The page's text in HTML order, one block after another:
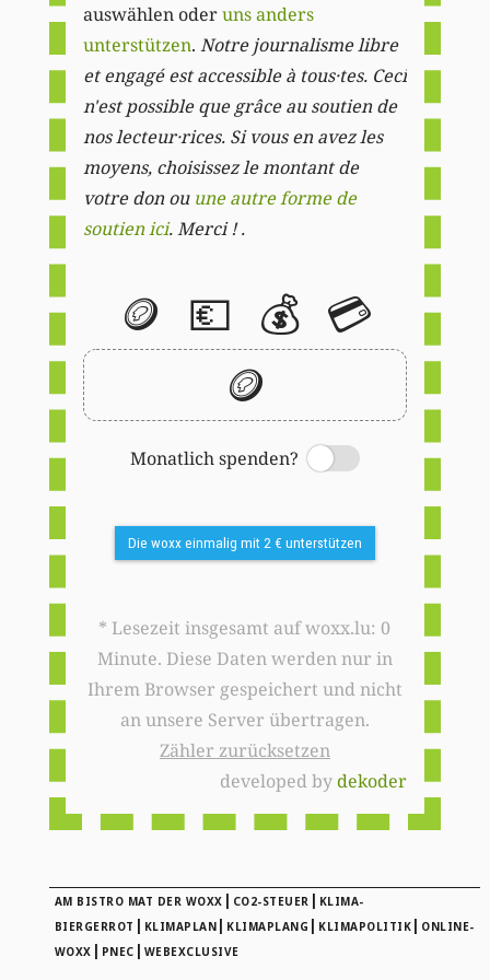
auswählen oderuns anders
unterstützen. Notre journalisme libre
et engagé est accessible à tous·tes. Ceci
n'est possible que grâce au soutien de
nos lecteur·rices. Si vous en avez les
moyens, choisissez le montant de
votre don ou une autre forme de
soutien ici. Merci ! .
🪙 💶 💰 💳
🪙
Monatlich spenden?
Switch
Die woxx einmalig mit 2 € unterstützen
* Lesezeit insgesamt auf woxx.lu: 0
Minute. Diese Daten werden nur in
Ihrem Browser gespeichert und nicht
an unsere Server übertragen.
Zähler zurücksetzen
developed bydekoder
AM BISTRO MAT DER WOXX | CO2-STEUER | KLIMA-
BIERGERROT | KLIMAPLAN | KLIMAPLANG | KLIMAPOLITIK | ONLINE-
WOXX | PNEC | WEBEXCLUSIVE